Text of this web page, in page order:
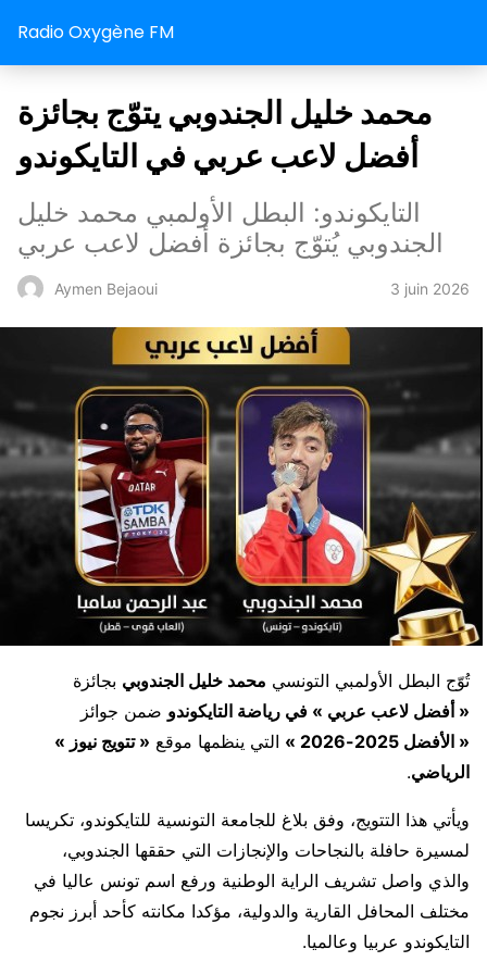
Radio Oxygène FM
محمد خليل الجندوبي يتوّج بجائزة
أفضل لاعب عربي في التايكوندو
التايكوندو: البطل الأولمبي محمد خليل
الجندوبي يُتوّج بجائزة أفضل لاعب عربي
Aymen Bejaoui 3 juin 2026
تُوّج البطل الأولمبي التونسي محمد خليل الجندوبي بجائزة
« أفضل لاعب عربي » في رياضة التايكوندو ضمن جوائز
« الأفضل 2025-2026 »
التي ينظمها موقع « تتويج نيوز »
الرياضي.
ويأتي هذا التتويج، وفق بلاغ للجامعة التونسية للتايكوندو، تكريسا
لمسيرة حافلة بالنجاحات والإنجازات التي حققها الجندوبي،
والذي واصل تشريف الراية الوطنية ورفع اسم تونس عاليا في
مختلف المحافل القارية والدولية، مؤكدا مكانته كأحد أبرز نجوم
التايكوندو عربيا وعالميا.